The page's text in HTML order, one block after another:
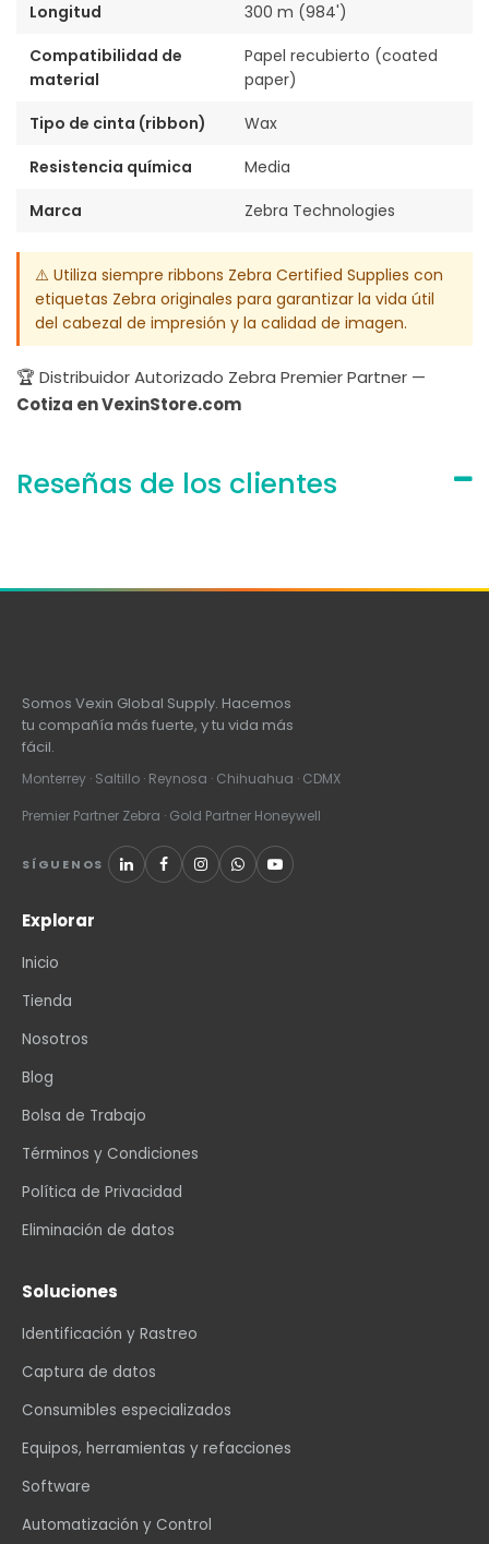
Longitud
300 m (984')
Compatibilidad de
material
Papel recubierto (coated
paper)
Tipo de cinta (ribbon)
Wax
Resistencia química
Media
Marca
Zebra Technologies
⚠️ Utiliza siempre ribbons Zebra Certified Supplies con
etiquetas Zebra originales para garantizar la vida útil
del cabezal de impresión y la calidad de imagen.
🏆 Distribuidor Autorizado Zebra Premier Partner —
Cotiza en VexinStore.com
Reseñas de los clientes
Somos Vexin Global Supply. Hacemos
tu compañía más fuerte, y tu vida más
fácil.
Monterrey · Saltillo · Reynosa · Chihuahua · CDMX
Premier Partner Zebra · Gold Partner Honeywell
SÍGUENOS
Explorar
Inicio
Tienda
Nosotros
Blog
Bolsa de Trabajo
Términos y Condiciones
Política de Privacidad
Eliminación de datos
Soluciones
Identificación y Rastreo
Captura de datos
Consumibles especializados
Equipos, herramientas y refacciones
Software
Automatización y Control